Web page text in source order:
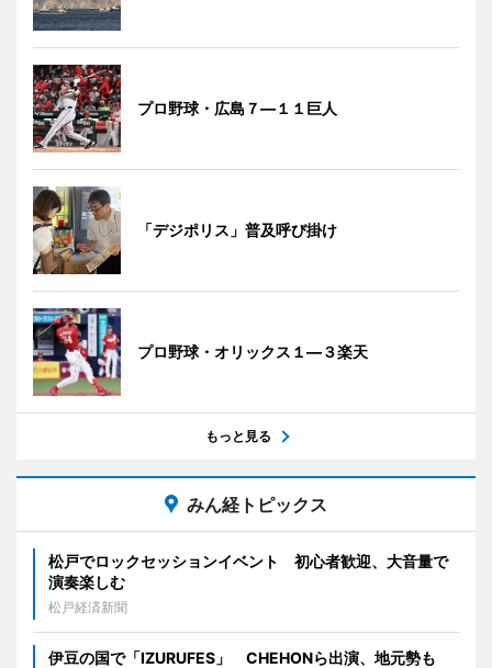
プロ野球・広島７―１１巨人
「デジポリス」普及呼び掛け
プロ野球・オリックス１―３楽天
もっと見る
みん経トピックス
松戸でロックセッションイベント 初心者歓迎、大音量で
演奏楽しむ
松戸経済新聞
伊豆の国で「IZURUFES」 CHEHONら出演、地元勢も